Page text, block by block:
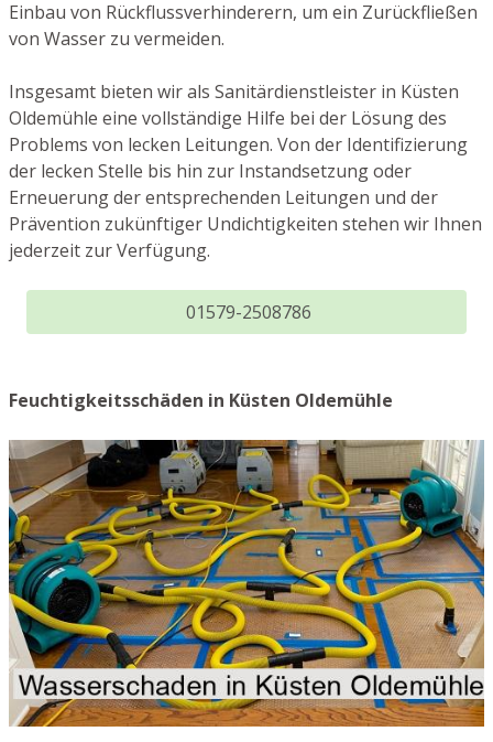
Einbau von Rückflussverhinderern, um ein Zurückfließen
von Wasser zu vermeiden.
Insgesamt bieten wir als Sanitärdienstleister in Küsten
Oldemühle eine vollständige Hilfe bei der Lösung des
Problems von lecken Leitungen. Von der Identifizierung
der lecken Stelle bis hin zur Instandsetzung oder
Erneuerung der entsprechenden Leitungen und der
Prävention zukünftiger Undichtigkeiten stehen wir Ihnen
jederzeit zur Verfügung.
01579-2508786
Feuchtigkeitsschäden in Küsten Oldemühle